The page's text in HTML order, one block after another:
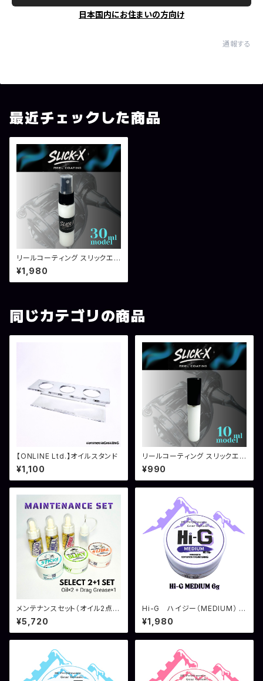
日本国内にお住まいの方向け
通報する
最近チェックした商品
リールコーティング スリックエッ
クス 30ml
¥1,980
同じカテゴリの商品
【ONLINE Ltd.】オイルスタンド
¥1,100
リールコーティング スリックエッ
クス 10ml
¥990
メンテナンスセット（オイル2点＋
ドラググリス1点）
¥5,720
Hi-G ハイジー（MEDIUM） 6
g
¥1,980